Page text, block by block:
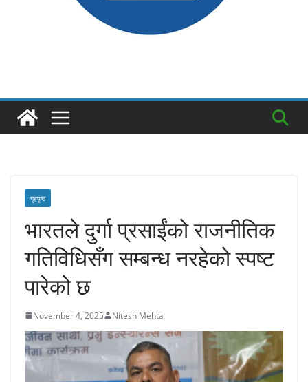
गृहपृष्ठ
भारतले दुर्गा प्रसाईंको राजनीतिक
गतिविधिसँग सम्बन्ध नरहेको स्पष्ट
पारेको छ
November 4, 2025 Nitesh Mehta